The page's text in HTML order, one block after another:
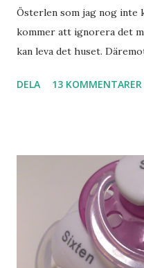
Österlen som jag nog inte
kommer att ignorera det
kan leva det huset.
används. Min man samlar
lånade från www.ystad.se
DELA 13 KOMMENTARER